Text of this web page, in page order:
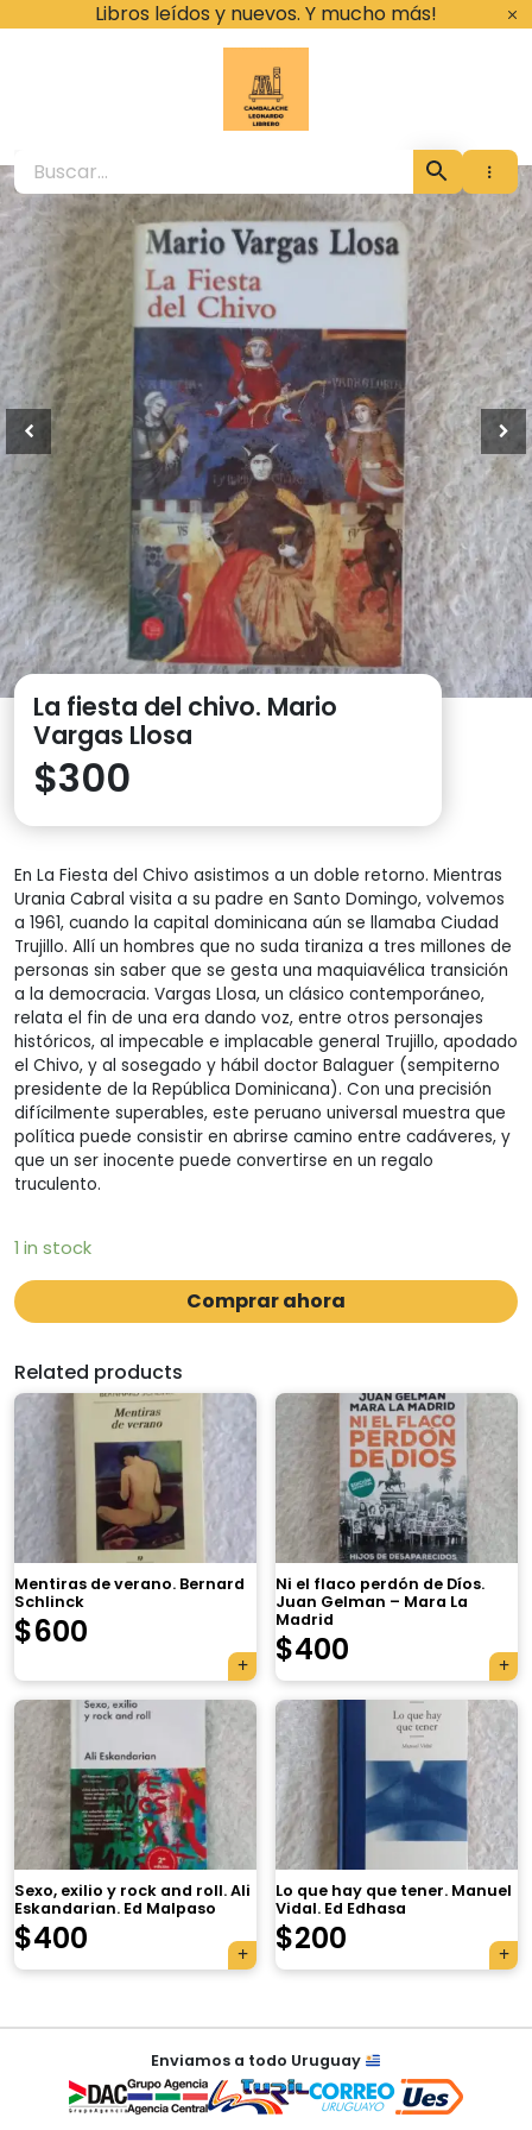
Libros leídos y nuevos. Y mucho más!
Cambalache
La fiesta del chivo. Mario
Vargas Llosa
$300
En La Fiesta del Chivo asistimos a un doble retorno. Mientras
Urania Cabral visita a su padre en Santo Domingo, volvemos
a 1961, cuando la capital dominicana aún se llamaba Ciudad
Trujillo. Allí un hombres que no suda tiraniza a tres millones de
personas sin saber que se gesta una maquiavélica transición
a la democracia. Vargas Llosa, un clásico contemporáneo,
relata el fin de una era dando voz, entre otros personajes
históricos, al impecable e implacable general Trujillo, apodado
el Chivo, y al sosegado y hábil doctor Balaguer (sempiterno
presidente de la República Dominicana). Con una precisión
difícilmente superables, este peruano universal muestra que
política puede consistir en abrirse camino entre cadáveres, y
que un ser inocente puede convertirse en un regalo
truculento.
1 in stock
Comprar ahora
Related products
Mentiras de verano. Bernard
Schlinck
$600
Ni el flaco perdón de Díos.
Juan Gelman – Mara La
Madrid
$400
Sexo, exilio y rock and roll. Ali
Eskandarian. Ed Malpaso
$400
Lo que hay que tener. Manuel
Vidal. Ed Edhasa
$200
Navegación
entradas
Enviamos a todo Uruguay
×
Tu carrito está vacío.
automáticamente.